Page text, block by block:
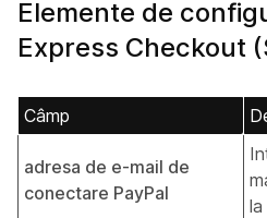
Elemente de
Express Checkout
Câmp
adresa de e-mail de
conectare PayPal